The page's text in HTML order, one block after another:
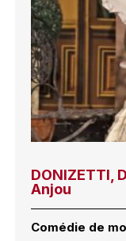
DONIZETTI,
Anjou
Comédie de